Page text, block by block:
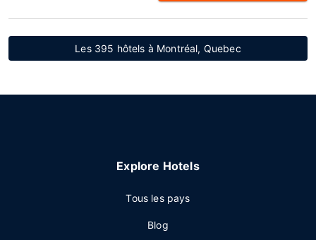
Les 395 hôtels à Montréal, Quebec
Explore Hotels
Tous les pays
Blog